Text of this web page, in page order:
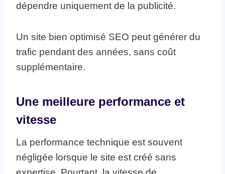
dépendre uniquement de la publicité.
Un site bien optimisé SEO peut générer du
trafic pendant des années, sans coût
supplémentaire.
Une meilleure performance et
vitesse
La performance technique est souvent
négligée lorsque le site est créé sans